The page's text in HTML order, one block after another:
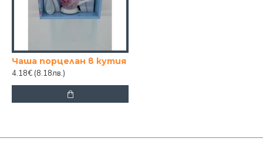
Чаша порцелан в кутия
4.18€ (8.18лв.)